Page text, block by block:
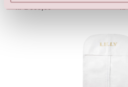
kr 2 999,00 kr